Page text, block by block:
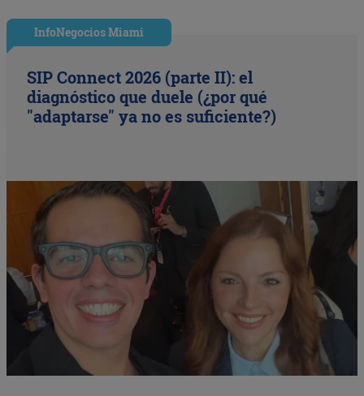
InfoNegocios Miami
SIP Connect 2026 (parte II): el
diagnóstico que duele (¿por qué
"adaptarse" ya no es suficiente?)